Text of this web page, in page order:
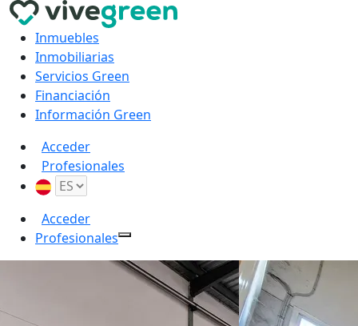
Inmuebles
Inmobiliarias
Servicios Green
Financiación
Información Green
Acceder
Profesionales
Acceder
Profesionales